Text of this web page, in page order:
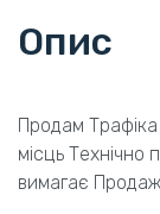
Опис
Продам
місць Технічно
вимагає